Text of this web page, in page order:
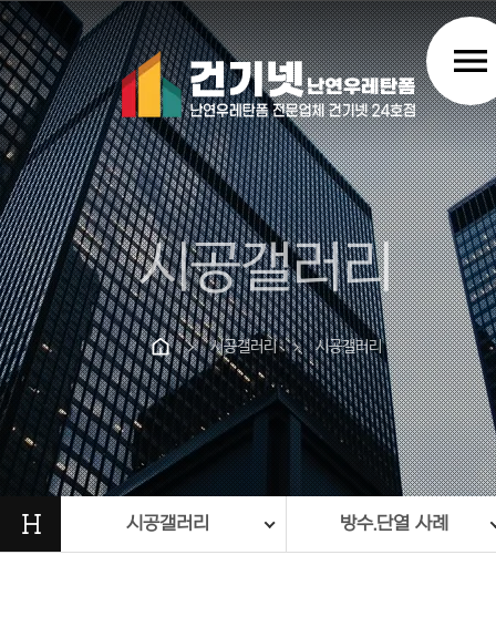
menu
시공갤러리
chevron_right 시공갤러리 chevron_right 시공갤러리
H 시공갤러리 방수.단열 사례